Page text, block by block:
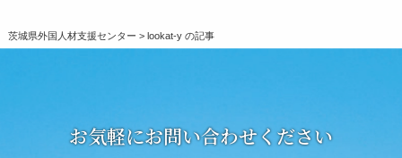
「鶏の日」と安全標識の多言語化
外国人材の受入は「まず日本人が学ぶ」から－従業
茨城県外国人材支援センター > lookat-y の記事
お気軽にお問い合わせください